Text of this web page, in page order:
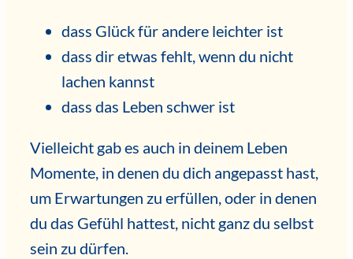
dass Glück für andere leichter ist
dass dir etwas fehlt, wenn du nicht
lachen kannst
dass das Leben schwer ist
Vielleicht gab es auch in deinem Leben
Momente, in denen du dich angepasst hast,
um Erwartungen zu erfüllen, oder in denen
du das Gefühl hattest, nicht ganz du selbst
sein zu dürfen.